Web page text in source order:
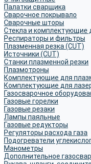
Палатки сварщика
Сварочное покрывало
Сварочные шторы
Стекла и комплектующие
Респираторы и фильтры
Плазменная резка (CUT)
Источники (CUT)
Станки плазменной резки
Плазмотроны
Комплектующие для
Комплектующие для
Газосварочное
Газовые горелки
Газовые резаки
Лампы паяльные
Газовые редукторы
Регуляторы расхода газа
Подогреватели
Манометры
Дополнительное